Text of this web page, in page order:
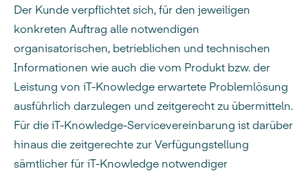
Der Kunde verpflichtet sich, für den jeweiligen
konkreten Auftrag alle notwendigen
organisatorischen, betrieblichen und technischen
Informationen wie auch die vom Produkt bzw. der
Leistung von iT-Knowledge erwartete Problemlösung
ausführlich darzulegen und zeitgerecht zu übermitteln.
Für die iT-Knowledge-Servicevereinbarung ist darüber
hinaus die zeitgerechte zur Verfügungstellung
sämtlicher für iT-Knowledge notwendiger